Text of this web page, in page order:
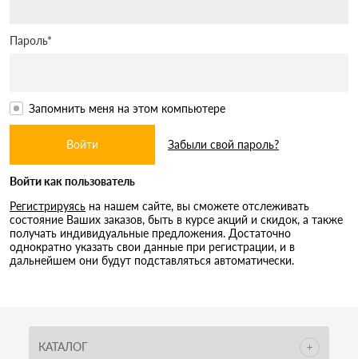
Пароль*
Запомнить меня на этом компьютере
Забыли свой пароль?
Войти как пользователь
Регистрируясь на нашем сайте, вы сможете отслеживать
состояние Ваших заказов, быть в курсе акций и скидок, а также
получать индивидуальные предложения. Достаточно
однократно указать свои данные при регистрации, и в
дальнейшем они будут подставляться автоматически.
КАТАЛОГ